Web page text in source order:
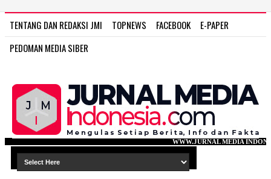
TENTANG DAN REDAKSI JMI TOPNEWS FACEBOOK
E-PAPER
PEDOMAN MEDIA SIBER
WWW.JURNAL MEDIA INDONESIA.COM